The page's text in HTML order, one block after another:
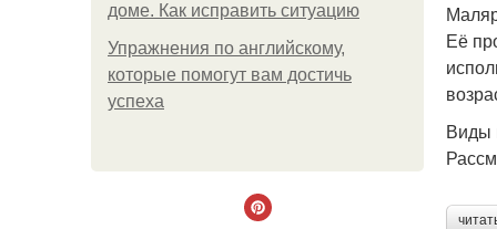
доме. Как исправить ситуацию
Упражнения по английскому,
которые помогут вам достичь
успеха
Её
Виды